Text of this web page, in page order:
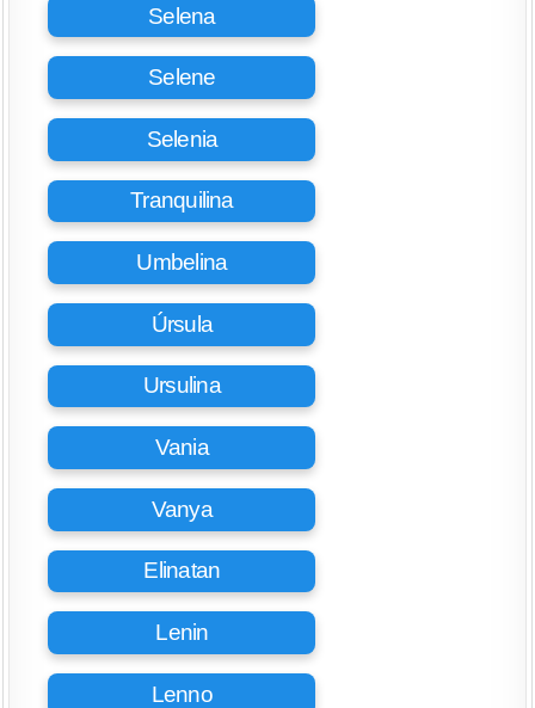
Selena
Selene
Selenia
Tranquilina
Umbelina
Úrsula
Ursulina
Vania
Vanya
Elinatan
Lenin
Lenno